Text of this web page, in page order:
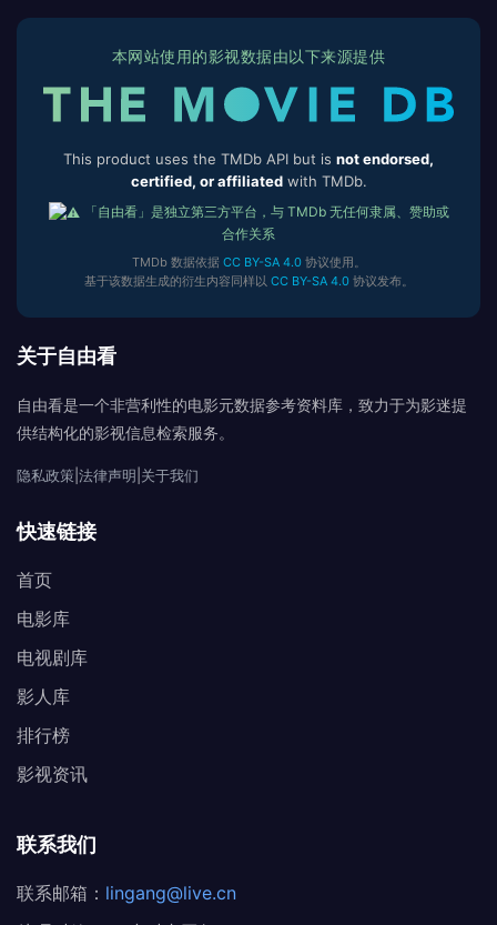
本网站使用的影视数据由以下来源提供
This product uses the TMDb API but is not endorsed,
certified, or affiliatedwith TMDb.
「自由看」是独立第三方平台，与 TMDb 无任何隶属、赞助或
合作关系
TMDb 数据依据 CC BY-SA 4.0协议使用。
基于该数据生成的衍生内容同样以 CC BY-SA 4.0协议发布。
关于自由看
自由看是一个非营利性的电影元数据参考资料库，致力于为影迷提
供结构化的影视信息检索服务。
隐私政策 法律声明 关于我们
快速链接
首页
电影库
电视剧库
影人库
排行榜
影视资讯
联系我们
联系邮箱： lingang@live.cn